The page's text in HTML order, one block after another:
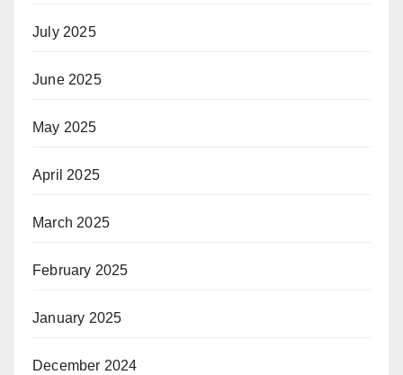
July 2025
June 2025
May 2025
April 2025
March 2025
February 2025
January 2025
December 2024